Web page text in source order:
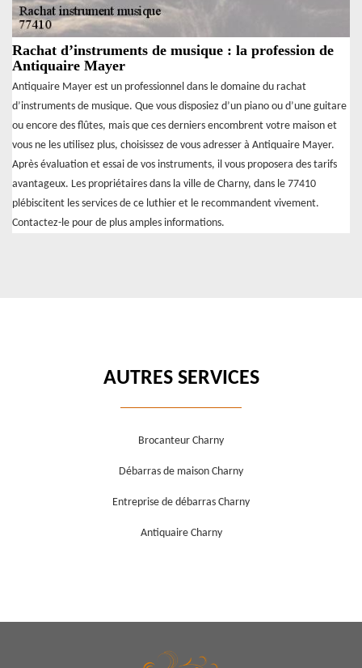
Rachat d’instruments de musique : la profession de
Antiquaire Mayer
Antiquaire Mayer est un professionnel dans le domaine du rachat
d’instruments de musique. Que vous disposiez d’un piano ou d’une guitare
ou encore des flûtes, mais que ces derniers encombrent votre maison et
vous ne les utilisez plus, choisissez de vous adresser à Antiquaire Mayer.
Après évaluation et essai de vos instruments, il vous proposera des tarifs
avantageux. Les propriétaires dans la ville de Charny, dans le 77410
plébiscitent les services de ce luthier et le recommandent vivement.
Contactez-le pour de plus amples informations.
AUTRES SERVICES
Brocanteur Charny
Débarras de maison Charny
Entreprise de débarras Charny
Antiquaire Charny